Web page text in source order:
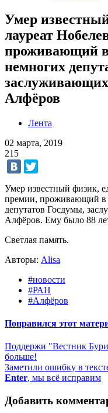
Умер
лауреат
проживающий в
немногих
Алфёров
Лента
02 марта, 2019
215
Умер известный физик,
премии, проживающий в
депутатов Госдумы,
Алфёров. Ему было 88
Светлая память.
Авторы: Alisa
#новости
#РАН
#Алфёров
Понравился этот
Поддержи "Вестник
больше!
Заметили ошибку в
Enter, мы всё исправим
Добавить